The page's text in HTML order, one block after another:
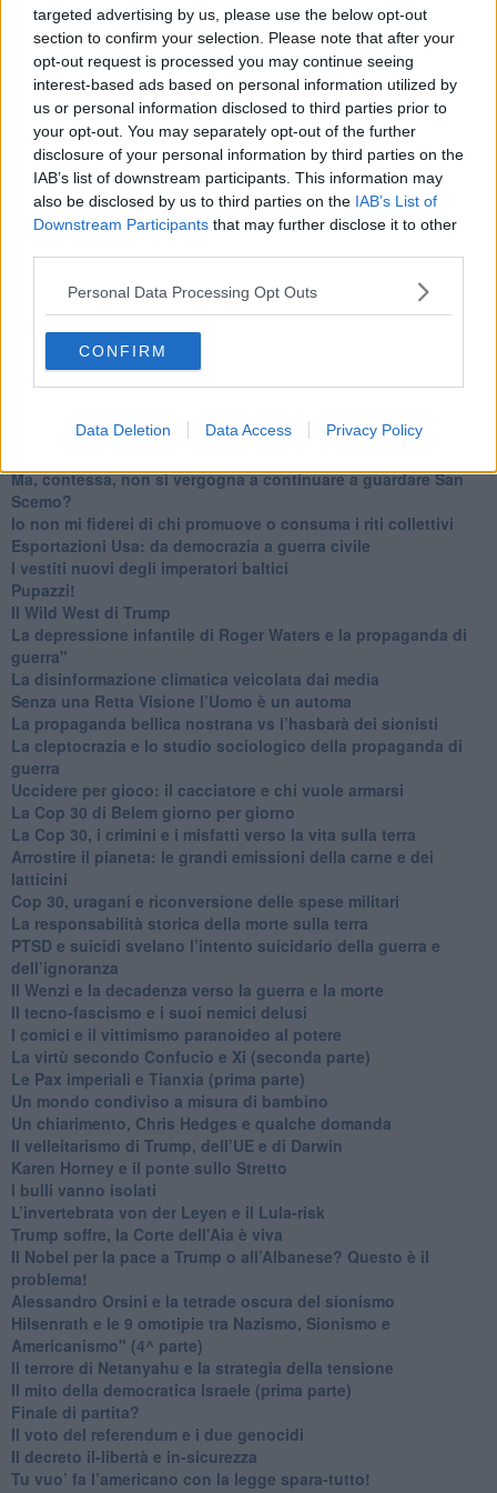
targeted advertising by us, please use the below opt-out
section to confirm your selection. Please note that after your
opt-out request is processed you may continue seeing
interest-based ads based on personal information utilized by
us or personal information disclosed to third parties prior to
your opt-out. You may separately opt-out of the further
disclosure of your personal information by third parties on the
IAB’s list of downstream participants. This information may
also be disclosed by us to third parties on the IAB’s List of
Downstream Participants that may further disclose it to other
Personal Data Processing Opt Outs
CONFIRM
Data Deletion Data Access Privacy Policy
​Tutti morimmo a stento (1)
IL CORRIDOIO BLU il resoconto del convegno
Un manuale essenziale per seguire il CORRIDOIO BLU
Il corridoio blu
​Il cronoprogramma ottimale verso il full electric sui traghetti
​I costi dell’adeguamento al cold ironing
Alcune domande da esordiente agli esperti che decidono le
sorti dell’Elba
Verso il full electric a gestione pubblica dei traghetti​
​La Scienza dei Cittadini e i Cittadini per l’Aria
Trump e le sue guerre contro i deboli e contro la terra
​Le furbate elettorali della Meloni e la testardaggine
​Date loro l’Oscar al posto del Nobel per la Pace
L'umanizzazione dell'economia e della politica
​Dopo il diluvio dei NO: un patto intergenerazionale
​Un grandioso NO ai falchi teocratici e ai loro vassalli
La religione è la cocaina dei potenti
L’italiano vero e la paura che al referendum vinca il No
​Ma, contessa, non si vergogna a continuare a guardare San
Scemo?
​Io non mi fiderei di chi promuove o consuma i riti collettivi
Esportazioni Usa: da democrazia a guerra civile
​I vestiti nuovi degli imperatori baltici
​Pupazzi!
​Il Wild West di Trump
​La depressione infantile di Roger Waters e la propaganda di
guerra"
​La disinformazione climatica veicolata dai media
Senza una Retta Visione l’Uomo è un automa
​La propaganda bellica nostrana vs l’hasbarà dei sionisti
​La cleptocrazia e lo studio sociologico della propaganda di
guerra
​Uccidere per gioco: il cacciatore e chi vuole armarsi
​La Cop 30 di Belem giorno per giorno
La Cop 30, i crimini e i misfatti verso la vita sulla terra
Arrostire il pianeta: le grandi emissioni della carne e dei
latticini
​Cop 30, uragani e riconversione delle spese militari
La responsabilità storica della morte sulla terra
PTSD e suicidi svelano l’intento suicidario della guerra e
dell’ignoranza
Il Wenzi e la decadenza verso la guerra e la morte
​Il tecno-fascismo e i suoi nemici delusi
​I comici e il vittimismo paranoideo al potere
​La virtù secondo Confucio e Xi (seconda parte)
Le Pax imperiali e Tianxia (prima parte)
Un mondo condiviso a misura di bambino
​Un chiarimento, Chris Hedges e qualche domanda
Il velleitarismo di Trump, dell’UE e di Darwin
​Karen Horney e il ponte sullo Stretto
​I bulli vanno isolati
L’invertebrata von der Leyen e il Lula-risk
Trump soffre, la Corte dell'Aia è viva
​Il Nobel per la pace a Trump o all’Albanese? Questo è il
problema!
​Alessandro Orsini e la tetrade oscura del sionismo
​Hilsenrath e le 9 omotipie tra Nazismo, Sionismo e
Americanismo" (4^ parte)
​Il terrore di Netanyahu e la strategia della tensione
Il mito della democratica Israele (prima parte)
​Finale di partita?
​Il voto del referendum e i due genocidi
Il decreto il-libertà e in-sicurezza
Tu vuo’ fa l’americano con la legge spara-tutto!